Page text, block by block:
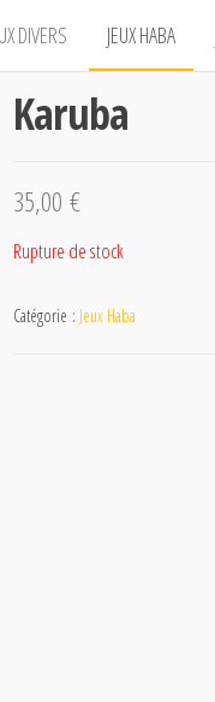
DIVERS JEUX HABA
Karuba
35,00 €
Rupture de stock
Catégorie : Jeux Haba